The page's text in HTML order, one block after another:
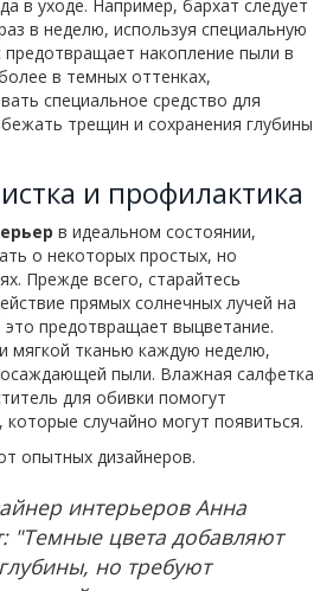
в уходе. Например, бархат следует
в неделю, используя специальную
предотвращает накопление пыли в
в темных оттенках,
специальное средство для
трещин и сохранения глубины
и профилактика
в идеальном состоянии,
о некоторых простых, но
Прежде всего, старайтесь
прямых солнечных лучей на
предотвращает выцветание.
мягкой тканью каждую неделю,
пыли. Влажная салфетка
для обивки помогут
которые случайно могут появиться.
опытных дизайнеров.
интерьеров Анна
"Темные цвета добавляют
но требуют